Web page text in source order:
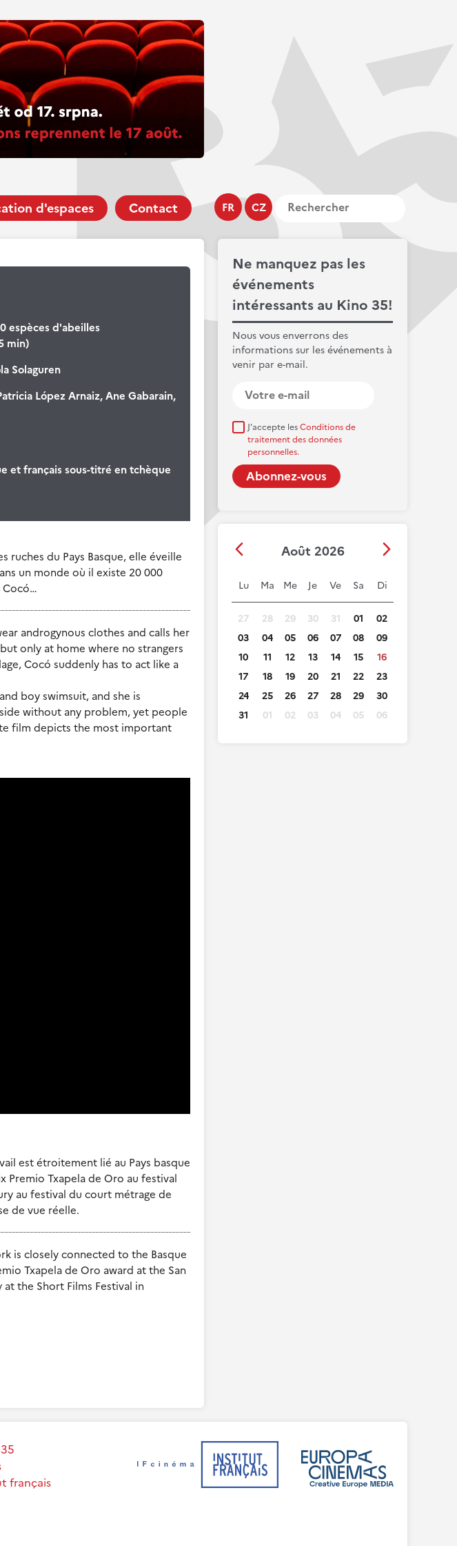
FR CZ
d'espaces Contact
Ne manquez pas les
événements
intéressants au Kino 35!
Nous vous enverrons des
informations sur les événements à
venir par e-mail.
J'accepte lesConditions de
traitement des données
personnelles.
Août 2026
Lu Ma Me Je Ve Sa Di
27 28 29 30 31 01
02
03
04 05 06 07 08
09
10
11 12 13 14 15
16
17
18 19 20 21 22
23
24
25 26 27 28 29
30
31
01 02 03 04 05 06
espèces d'abeilles
min)
Solaguren
López Arnaiz, Ane Gabarain,
et français sous-titré en tchèque
ruches du Pays Basque, elle éveille
un monde où il existe 20 000
Cocó…
androgynous clothes and calls her
only at home where no strangers
Cocó suddenly has to act like a
boy swimsuit, and she is
without any problem, yet people
film depicts the most important
est étroitement lié au Pays basque
Txapela de Oro au festival
au festival du court métrage de
de vue réelle.
is closely connected to the Basque
Txapela de Oro award at the San
the Short Films Festival in
français